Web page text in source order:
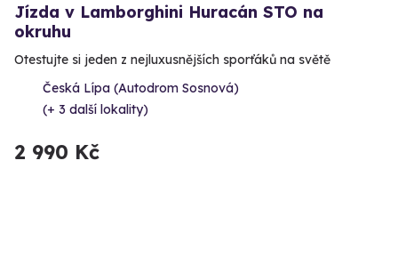
Jízda v Lamborghini Huracán STO na
okruhu
Otestujte si jeden z nejluxusnějších sporťáků na světě
Česká Lípa (Autodrom Sosnová)
(+ 3 další lokality)
2 990 Kč